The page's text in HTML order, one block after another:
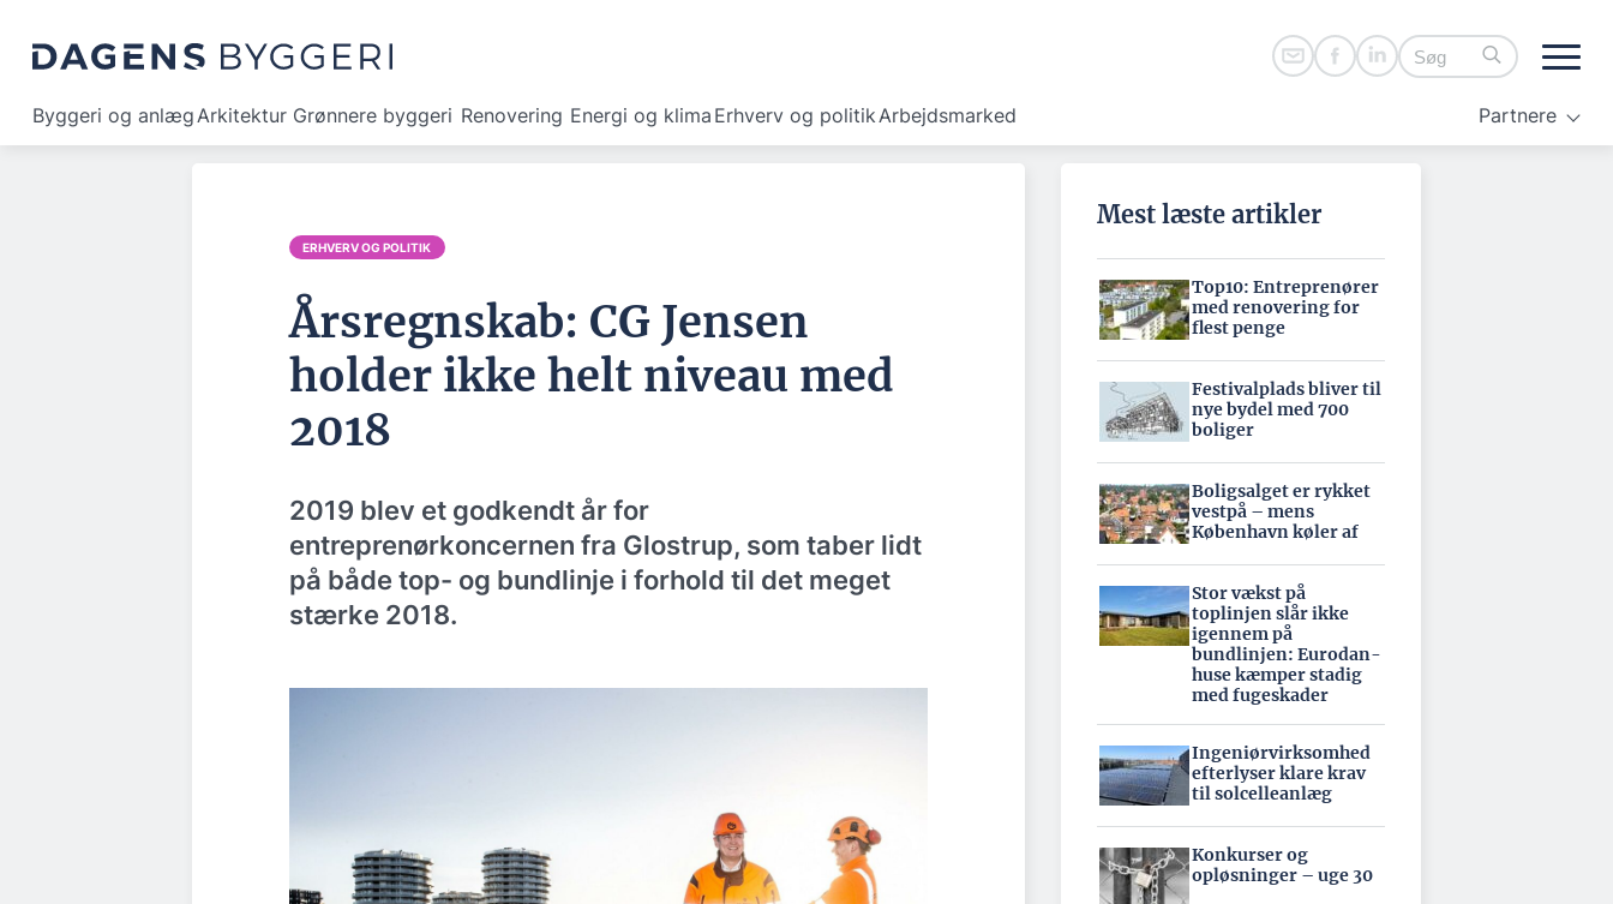
Byggeri og anlægArkitektur Grønnere byggeri Renovering Energi og klima Erhverv og politikArbejdsmarked Partnere
ERHVERV OG POLITIK
Årsregnskab: CG Jensen
holder ikke helt niveau med
2018
2019 blev et godkendt år for
entreprenørkoncernen fra Glostrup, som taber lidt
på både top- og bundlinje i forhold til det meget
stærke 2018.
Mest læste artikler
Top10: Entreprenører
med renovering for
flest penge
Festivalplads bliver til
nye bydel med 700
boliger
Boligsalget er rykket
vestpå – mens
København køler af
Stor vækst på
toplinjen slår ikke
igennem på
bundlinjen: Eurodan-
huse kæmper stadig
med fugeskader
Ingeniørvirksomhed
efterlyser klare krav
til solcelleanlæg
Konkurser og
opløsninger – uge 30